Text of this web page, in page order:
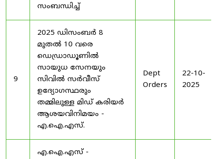
സംബന്ധിച്ച്
9
2025 ഡിസംബർ 8
മുതൽ 10 വരെ
ഡെഡ്രാഡൂണിൽ
സായുധ സേനയും
സിവിൽ സർവീസ്
ഉദ്യോഗസ്ഥരും
തമ്മിലുള്ള മിഡ് കരിയർ
ആശയവിനിമയം -
എ.ഐ.എസ്.
Dept
Orders
22-10-
2025
എ.ഐ.എസ് -